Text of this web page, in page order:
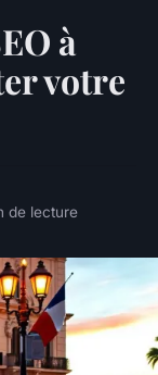
à
votre
de lecture